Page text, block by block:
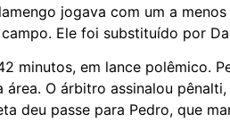
jogava com um a
Ele foi substituído por
minutos, em lance polêmico.
O árbitro assinalou
deu passe para Pedro, que